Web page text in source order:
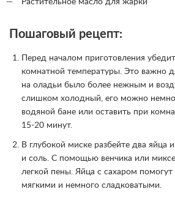
Растительное масло для жарки
Пошаговый рецепт:
Перед началом приготовления
комнатной температуры. Это важно
на оладьи было более нежным и
слишком холодный, его можно
водяной бане или оставить при
15-20 минут.
В глубокой миске разбейте два яйца
и соль. С помощью венчика или
легкой пены. Яйца с сахаром помогут
мягкими и немного сладковатыми.